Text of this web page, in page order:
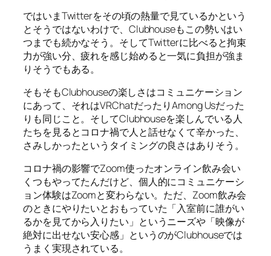
ではいまTwitterをその頃の熱量で見ているかという
とそうではないわけで、Clubhouseもこの勢いはい
つまでも続かなそう。そしてTwitterに比べると拘束
力が強い分、疲れを感じ始めると一気に負担が強ま
りそうでもある。
そもそもClubhouseの楽しさはコミュニケーション
にあって、それはVRChatだったりAmong Usだった
りも同じこと。そしてClubhouseを楽しんでいる人
たちを見るとコロナ禍で人と話せなくて辛かった、
さみしかったというタイミングの良さはありそう。
コロナ禍の影響でZoom使ったオンライン飲み会い
くつもやってたんだけど、個人的にコミュニケーシ
ョン体験はZoomと変わらない。ただ、Zoom飲み会
のときにやりたいとおもっていた「入室前に誰がい
るかを見てから入りたい」というニーズや「映像が
絶対に出せない安心感」というのがClubhouseでは
うまく実現されている。